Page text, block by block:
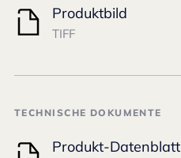
Produktbild
TIFF
TECHNISCHE DOKUMENTE
Produkt-Datenblatt